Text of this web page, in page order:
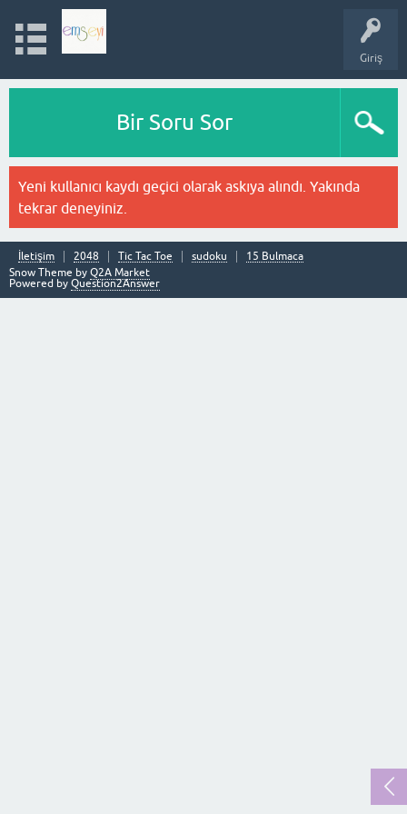
Giriş
Bir Soru Sor
Yeni kullanıcı kaydı geçici olarak askıya alındı. Yakında
tekrar deneyiniz.
İletişim 2048 Tic Tac Toe sudoku
15 Bulmaca
Snow Theme by Q2A Market
Powered by Question2Answer